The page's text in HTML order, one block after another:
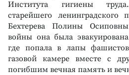
Института гигиены
старейшего ленинградского
Бехтерева Полины
войны она была
где попала в лапы
газовой камере вместе с
погибшим вечная память и